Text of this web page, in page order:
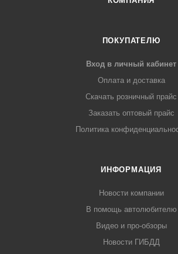
ПОКУПАТЕЛЮ
Вход в личный кабинет
Оплата и доставка
Скачать розничный прайс
Заказать оптовый прайс
Политика
ИНФОРМАЦИЯ
Новости компании
В помощь автолюбителю
Видео и про-обзоры
Новости ГИБДД